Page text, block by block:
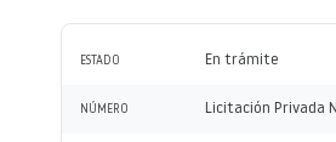
ESTADO En trámite
NÚMERO Licitación Privada